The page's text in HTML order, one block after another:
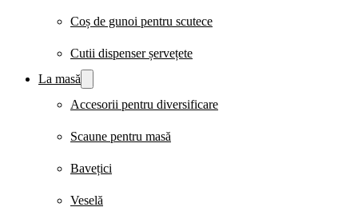
Coș de gunoi pentru scutece
Cutii dispenser șervețete
La masă
Accesorii pentru diversificare
Scaune pentru masă
Bavețici
Veselă